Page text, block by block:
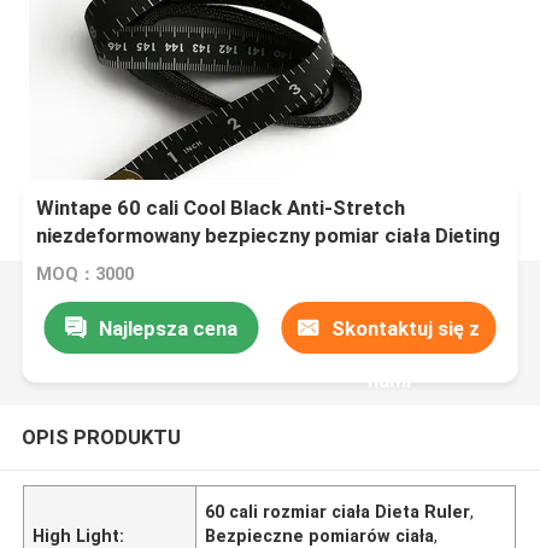
Wintape 60 cali Cool Black Anti-Stretch
niezdeformowany bezpieczny pomiar ciała Dieting
miękka plastikowa PE elastyczna linijka
MOQ：3000
Najlepsza cena Skontaktuj się z
nami
OPIS PRODUKTU
High Light:
60 cali rozmiar ciała Dieta Ruler,
Bezpieczne pomiarów ciała,